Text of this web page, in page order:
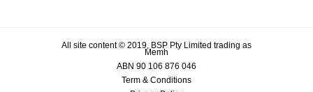
All site content © 2019, BSP Pty Limited trading as
Memh
ABN 90 106 876 046
Term & Conditions